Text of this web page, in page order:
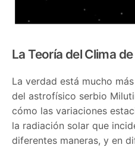
La Teoría del Clima
La verdad está mucho
del astrofísico serbio
cómo las variaciones
la radiación solar que
diferentes maneras, y en